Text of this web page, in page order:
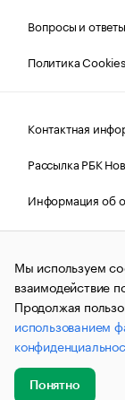
Вопросы и ответы
Политика
Контактная
Рассылка РБК
Информация об
Правовая
© АО
и материалы
связи,
коммуникаций
№ФС77-63848)
публикации
не
до 18 лет.
Мы используем
взаимодействие
Продолжая
использованием
Понятно